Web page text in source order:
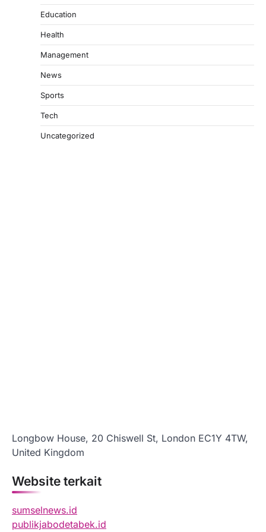
Education
Health
Management
News
Sports
Tech
Uncategorized
Longbow House, 20 Chiswell St, London EC1Y 4TW,
United Kingdom
Website terkait
sumselnews.id
publikjabodetabek.id